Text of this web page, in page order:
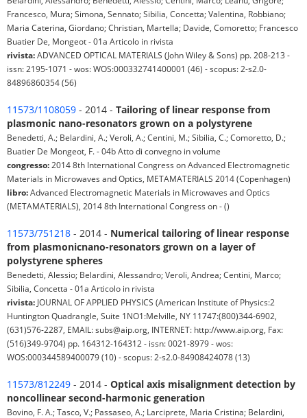
Francesco, Mura; Simona, Sennato; Sibilia, Concetta; Valentina, Robbiano;
Maria Caterina, Giordano; Christian, Martella; Davide, Comoretto; Francesco
Buatier De, Mongeot - 01a Articolo in rivista
rivista:ADVANCED OPTICAL MATERIALS (John Wiley & Sons) pp. 208-213 -
issn: 2195-1071 - wos: WOS:000332741400001 (46) - scopus: 2-s2.0-
84896860354 (56)
11573/1108059 - 2014 - Tailoring of linear response from
plasmonic nano-resonators grown on a polystyrene
Benedetti, A.; Belardini, A.; Veroli, A.; Centini, M.; Sibilia, C.; Comoretto, D.;
Buatier De Mongeot, F. - 04b Atto di convegno in volume
congresso: 2014 8th International Congress on Advanced Electromagnetic
Materials in Microwaves and Optics, METAMATERIALS 2014 (Copenhagen)
libro:Advanced Electromagnetic Materials in Microwaves and Optics
(METAMATERIALS), 2014 8th International Congress on - ()
11573/751218 - 2014 - Numerical tailoring of linear response
from plasmonicnano-resonators grown on a layer of
polystyrene spheres
Benedetti, Alessio; Belardini, Alessandro; Veroli, Andrea; Centini, Marco;
Sibilia, Concetta - 01a Articolo in rivista
rivista: JOURNAL OF APPLIED PHYSICS (American Institute of Physics:2
Huntington Quadrangle, Suite 1NO1:Melville, NY 11747:(800)344-6902,
(631)576-2287, EMAIL: subs@aip.org, INTERNET: http://www.aip.org, Fax:
(516)349-9704) pp. 164312-164312 - issn: 0021-8979 - wos:
WOS:000344589400079 (10) - scopus: 2-s2.0-84908424078 (13)
11573/812249 - 2014 - Optical axis misalignment detection by
noncollinear second-harmonic generation
Bovino, F. A.; Tasco, V.; Passaseo, A.; Larciprete, Maria Cristina; Belardini,